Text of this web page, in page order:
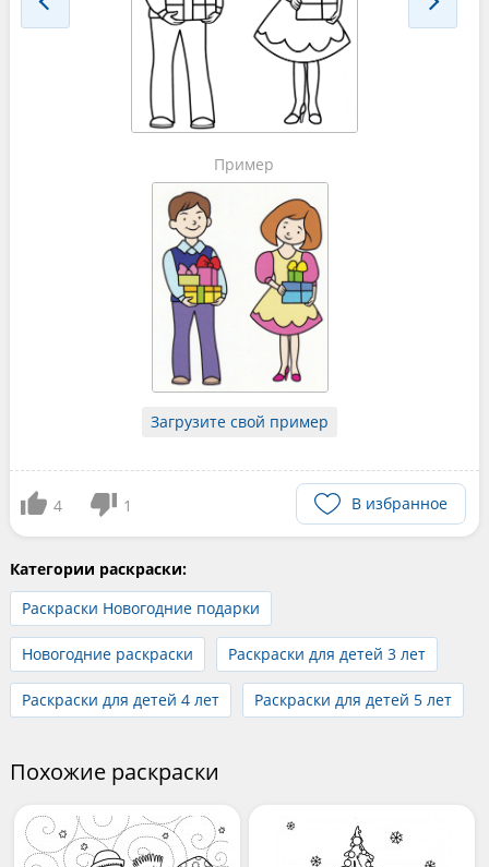
Пример
Загрузите свой пример
4 1 В избранное
Категории раскраски:
Раскраски Новогодние подарки
Новогодние раскраски Раскраски для детей 3 лет
Раскраски для детей 4 лет Раскраски для детей 5 лет
Похожие раскраски